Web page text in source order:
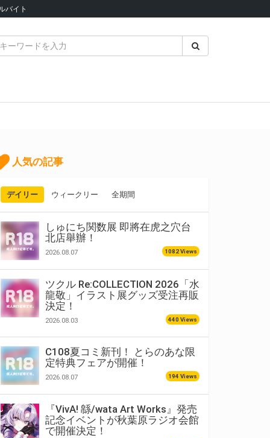
バイト
人気の記事
デイリー ウィークリー 全期間
しゅにち関数展 即將在虎之穴台
北店舉辦！
2026.08.07 1082 Views
ツクル Re:COLLECTION 2026「水
龍敬」イラスト展グッズ受注再販
決定！
2026.08.03 440 Views
C108夏コミ新刊！ とらのあな限
定特典フェアが開催！
2026.08.07 194 Views
『VivA! 緜/wata Art Works』発売
記念イベントが秋葉原ラジオ会館
で開催決定！